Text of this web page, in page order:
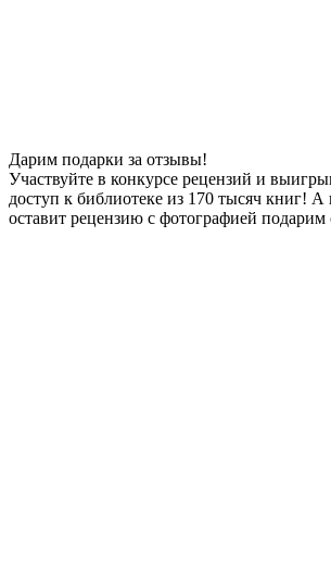
Дарим подарки за отзывы!
Участвуйте в конкурсе рецензий и
доступ к библиотеке из 170 тысяч книг! А
оставит рецензию с фотографией подарим